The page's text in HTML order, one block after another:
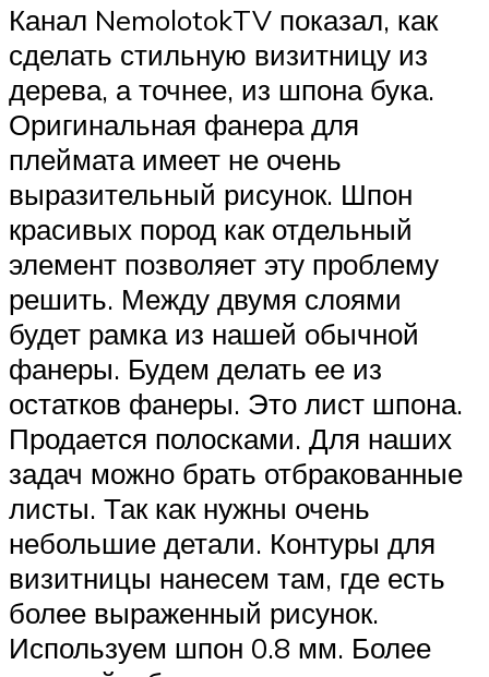
Канал NemolotokTV показал, как
сделать стильную визитницу из
дерева, а точнее, из шпона бука.
Оригинальная фанера для
плеймата имеет не очень
выразительный рисунок. Шпон
красивых пород как отдельный
элемент позволяет эту проблему
решить. Между двумя слоями
будет рамка из нашей обычной
фанеры. Будем делать ее из
остатков фанеры. Это лист шпона.
Продается полосками. Для наших
задач можно брать отбракованные
листы. Так как нужны очень
небольшие детали. Контуры для
визитницы нанесем там, где есть
более выраженный рисунок.
Используем шпон 0.8 мм. Более